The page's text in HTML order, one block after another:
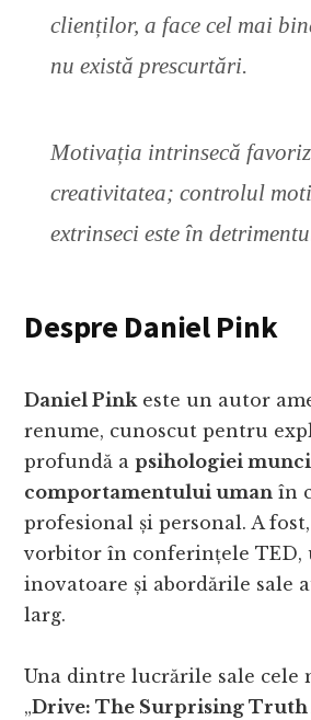
clienților, a face cel mai
nu există prescurtări.
Motivația intrinsecă
creativitatea; controlul
extrinseci este în
Despre Daniel Pink
Daniel Pinkeste un autor
renume, cunoscut pentru
profundă apsihologiei
comportamentului uman în
profesional și personal. A fost,
vorbitor în conferințele TED,
inovatoare și abordările sale
larg.
Una dintre lucrările sale cele
„Drive: The Surprising Truth